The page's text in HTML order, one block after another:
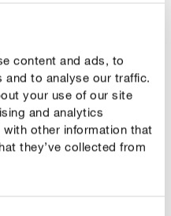
content and ads, to
and to analyse our traffic.
your use of our site
and analytics
other information that
they’ve collected from
e larve; le gambusie,
particolarmente utili. Le
eccellenti alleati nella
città, silenziosi e attivi dal